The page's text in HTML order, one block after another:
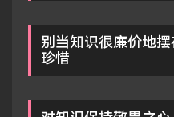
别当知识很廉价地
珍惜